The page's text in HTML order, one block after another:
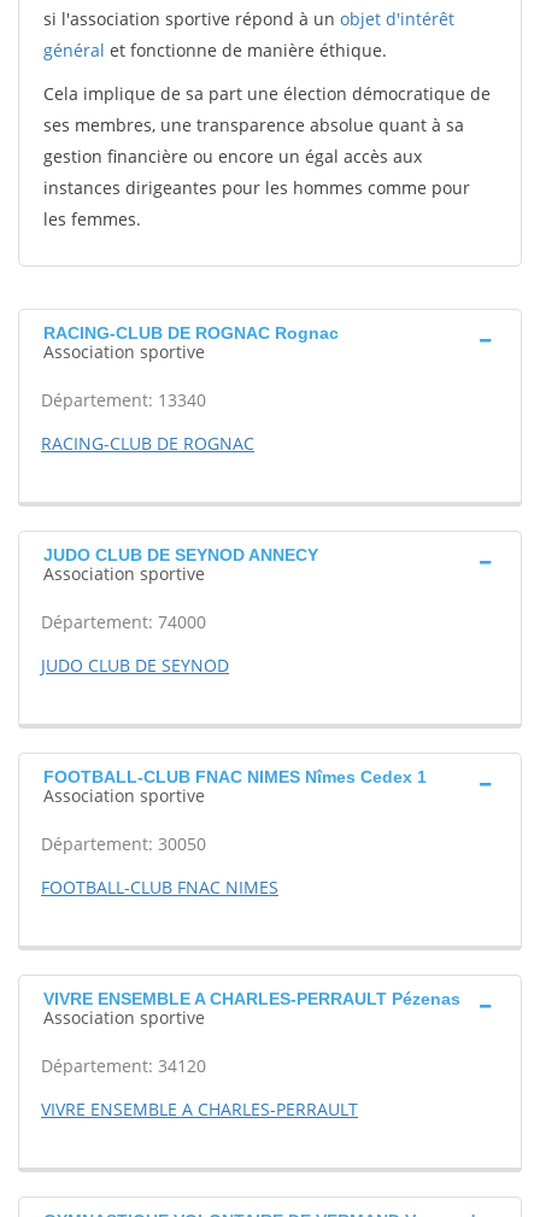
si l'association sportive répond à un objet d'intérêt
général et fonctionne de manière éthique.
Cela implique de sa part une élection démocratique de
ses membres, une transparence absolue quant à sa
gestion financière ou encore un égal accès aux
instances dirigeantes pour les hommes comme pour
les femmes.
RACING-CLUB DE ROGNAC Rognac
Association sportive
Département: 13340
RACING-CLUB DE ROGNAC
JUDO CLUB DE SEYNOD ANNECY
Association sportive
Département: 74000
JUDO CLUB DE SEYNOD
FOOTBALL-CLUB FNAC NIMES Nîmes Cedex 1
Association sportive
Département: 30050
FOOTBALL-CLUB FNAC NIMES
VIVRE ENSEMBLE A CHARLES-PERRAULT Pézenas
Association sportive
Département: 34120
VIVRE ENSEMBLE A CHARLES-PERRAULT